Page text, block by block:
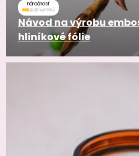
náročnosť
Návod na výrobu
hliníkové fólie